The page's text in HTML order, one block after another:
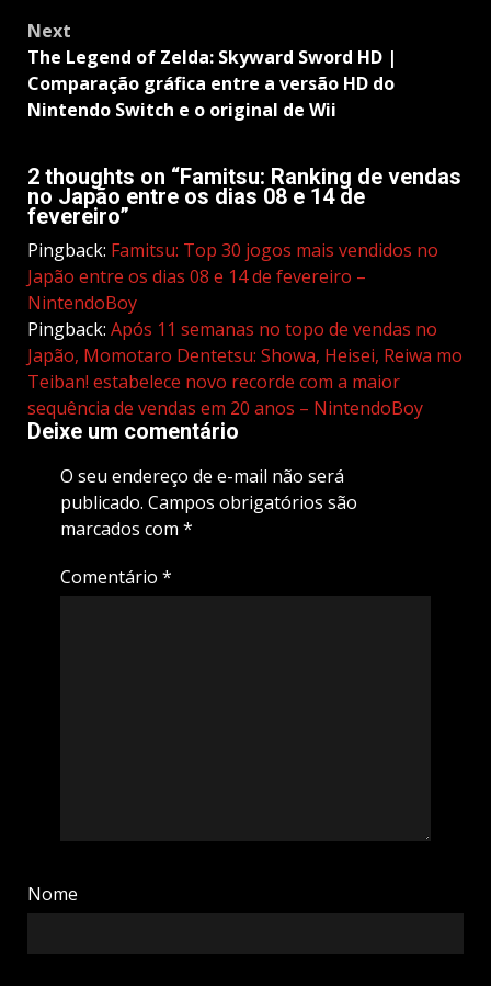
Next
The Legend of Zelda: Skyward Sword HD |
Comparação gráfica entre a versão HD do
Nintendo Switch e o original de Wii
2 thoughts on “Famitsu: Ranking de vendas
no Japão entre os dias 08 e 14 de
fevereiro”
Pingback: Famitsu: Top 30 jogos mais vendidos no
Japão entre os dias 08 e 14 de fevereiro –
NintendoBoy
Pingback: Após 11 semanas no topo de vendas no
Japão, Momotaro Dentetsu: Showa, Heisei, Reiwa mo
Teiban! estabelece novo recorde com a maior
sequência de vendas em 20 anos – NintendoBoy
Deixe um comentário
O seu endereço de e-mail não será
publicado. Campos obrigatórios são
marcados com *
Comentário *
Nome